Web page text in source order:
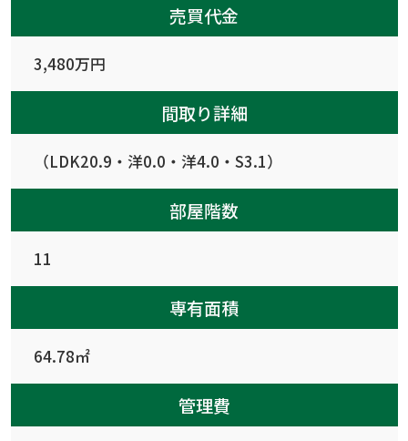
売買代金
3,480万円
間取り詳細
（LDK20.9・洋0.0・洋4.0・S3.1）
部屋階数
11
専有面積
64.78㎡
管理費